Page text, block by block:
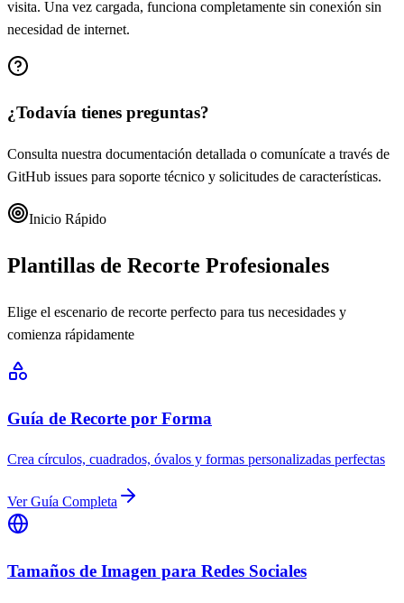
visita. Una vez cargada, funciona completamente sin conexión sin
necesidad de internet.
¿Todavía tienes preguntas?
Consulta nuestra documentación detallada o comunícate a través de
GitHub issues para soporte técnico y solicitudes de características.
Inicio Rápido
Plantillas de Recorte Profesionales
Elige el escenario de recorte perfecto para tus necesidades y
comienza rápidamente
Guía de Recorte por Forma
Crea círculos, cuadrados, óvalos y formas personalizadas perfectas
Ver Guía Completa
Tamaños de Imagen para Redes Sociales